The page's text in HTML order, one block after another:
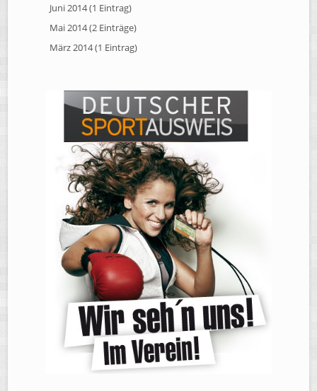
Juni 2014 (1 Eintrag)
Mai 2014 (2 Einträge)
März 2014 (1 Eintrag)